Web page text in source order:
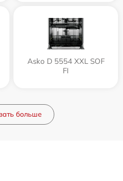
Asko D 5554 XXL SOF
FI
больше